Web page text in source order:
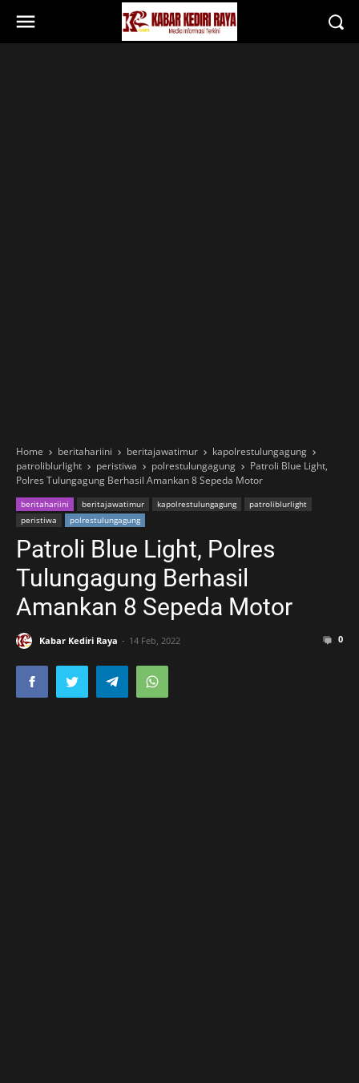
Home beritahariini beritajawatimur
kapolrestulungagung
patroliblurlight
peristiwa polrestulungagung
Patroli Blue Light,
Polres Tulungagung Berhasil Amankan 8 Sepeda Motor
beritahariini beritajawatimur kapolrestulungagung
patroliblurlight
peristiwa
polrestulungagung
Patroli Blue Light, Polres
Tulungagung Berhasil
Amankan 8 Sepeda Motor
Kabar Kediri Raya 14 Feb, 2022 0